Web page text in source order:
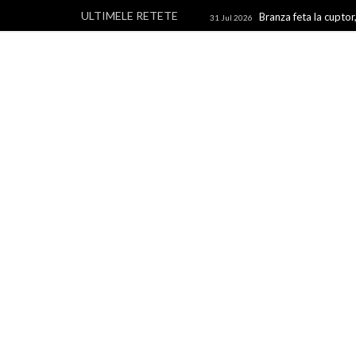
ULTIMELE RETETE 31 Jul 2026 Branza feta la